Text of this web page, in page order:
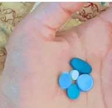
Action Simba
Cub Ever